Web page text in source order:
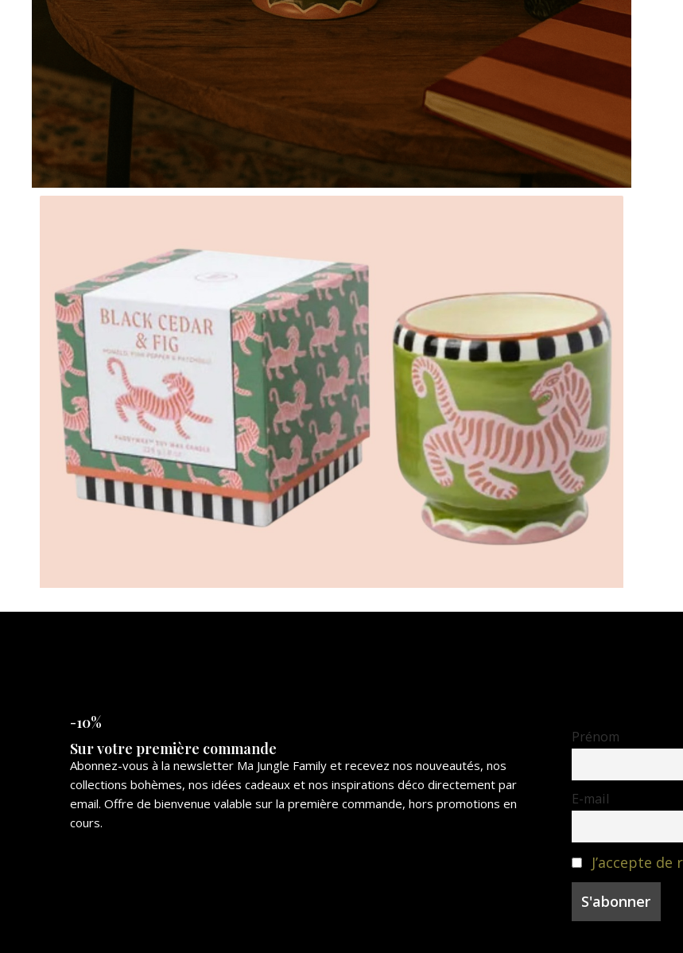
-10%
Sur votre première commande
Abonnez-vous à la newsletter Ma Jungle Family et recevez nos nouveautés, nos
collections bohèmes, nos idées cadeaux et nos inspirations déco directement par
email. Offre de bienvenue valable sur la première commande, hors promotions en
cours.
Prénom
E-mail
J’accepte